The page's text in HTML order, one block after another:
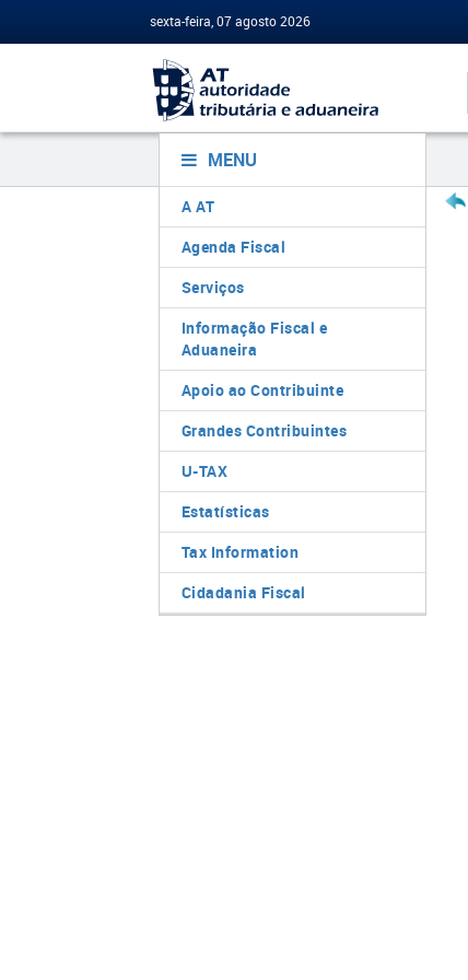
sexta-feira, 07 agosto 2026
MENU
A AT
Agenda Fiscal
Serviços
Informação Fiscal e
Aduaneira
Apoio ao Contribuinte
Grandes Contribuintes
U-TAX
Estatísticas
Tax Information
Cidadania Fiscal